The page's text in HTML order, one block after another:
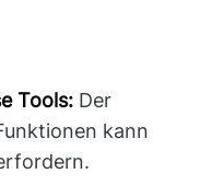
Tools: Der
kann